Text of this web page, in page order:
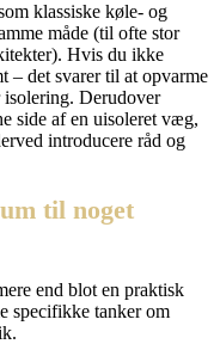
klassiske køle- og
måde (til ofte stor
Hvis du ikke
– det svarer til at opvarme
isolering. Derudover
side af en uisoleret væg,
introducere råd og
til noget
end blot en praktisk
specifikke tanker om